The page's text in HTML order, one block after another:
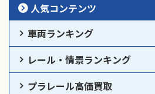
人気コンテンツ
車両ランキング
レール・情景ランキング
プラレール高価買取